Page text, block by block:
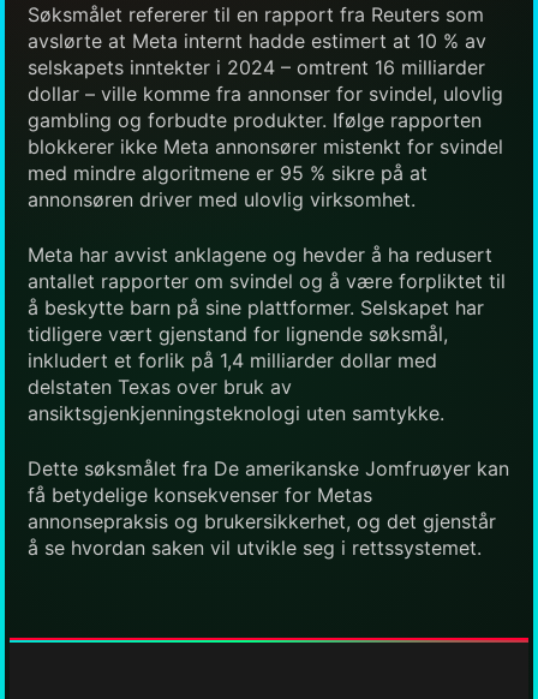
Søksmålet refererer til en rapport fra Reuters som
avslørte at Meta internt hadde estimert at 10 % av
selskapets inntekter i 2024 – omtrent 16 milliarder
dollar – ville komme fra annonser for svindel, ulovlig
gambling og forbudte produkter. Ifølge rapporten
blokkerer ikke Meta annonsører mistenkt for svindel
med mindre algoritmene er 95 % sikre på at
annonsøren driver med ulovlig virksomhet.
Meta har avvist anklagene og hevder å ha redusert
antallet rapporter om svindel og å være forpliktet til
å beskytte barn på sine plattformer. Selskapet har
tidligere vært gjenstand for lignende søksmål,
inkludert et forlik på 1,4 milliarder dollar med
delstaten Texas over bruk av
ansiktsgjenkjenningsteknologi uten samtykke.
Dette søksmålet fra De amerikanske Jomfruøyer kan
få betydelige konsekvenser for Metas
annonsepraksis og brukersikkerhet, og det gjenstår
å se hvordan saken vil utvikle seg i rettssystemet.